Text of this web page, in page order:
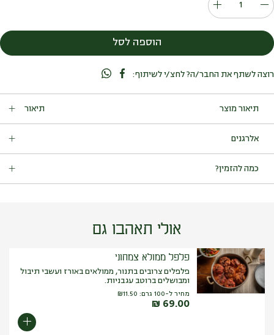
כמות
חלת
בשר
הוספה לסל
רוצה לשתף את החבר/ה? לחצ/י לשיתוף:
תיאור
ל-6-8 מנות. נהדר עם מלפפון חמוץ וטחינה בצד.
מכיל גלוטן | מכיל שומשום.
אלרגנים
עלול להכיל:
אגוז מקדמיה, שקד, אגוז פקאן, אגוז ברזיל, צנובר, אגוז קשיו),
כמה להזמין?
אולי תאהבו גם
פלפל ממולא צמחוני
פלפלים צרובים בתנור, ממולאים באורז ועשבי תיבול
ומבושלים ברוטב עגבניות.
מחיר ל-100 גרם: ₪11.50
₪ 69.00